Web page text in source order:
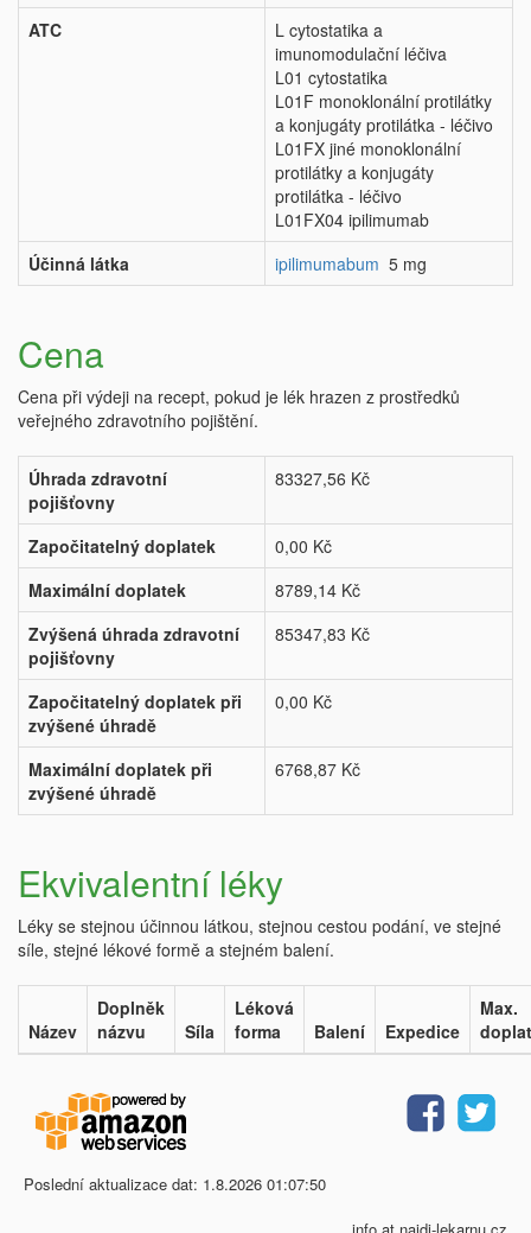
ATC
L cytostatika a
imunomodulační léčiva
L01 cytostatika
L01F monoklonální protilátky
a konjugáty protilátka - léčivo
L01FX jiné monoklonální
protilátky a konjugáty
protilátka - léčivo
L01FX04 ipilimumab
Účinná látka
ipilimumabum 5 mg
Cena
Cena při výdeji na recept, pokud je lék hrazen z prostředků
veřejného zdravotního pojištění.
Úhrada zdravotní
pojišťovny
83327,56 Kč
Započitatelný doplatek
0,00 Kč
Maximální doplatek
8789,14 Kč
Zvýšená úhrada zdravotní
pojišťovny
85347,83 Kč
Započitatelný doplatek při
zvýšené úhradě
0,00 Kč
Maximální doplatek při
zvýšené úhradě
6768,87 Kč
Ekvivalentní léky
Léky se stejnou účinnou látkou, stejnou cestou podání, ve stejné
síle, stejné lékové formě a stejném balení.
Název
Doplněk
názvu
Síla
Léková
forma
Balení Expedice
Max.
Poslední aktualizace dat: 1.8.2026 01:07:50